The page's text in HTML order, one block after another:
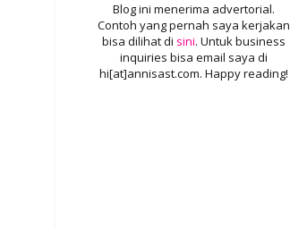
Blog ini menerima advertorial.
Contoh yang pernah saya kerjakan
bisa dilihat di sini. Untuk business
inquiries bisa email saya di
hi[at]annisast.com. Happy reading!